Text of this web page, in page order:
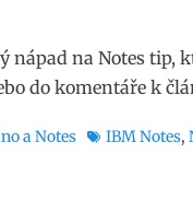
nápad na Notes tip,
do komentáře k
a Notes Štítky
IBM Notes,